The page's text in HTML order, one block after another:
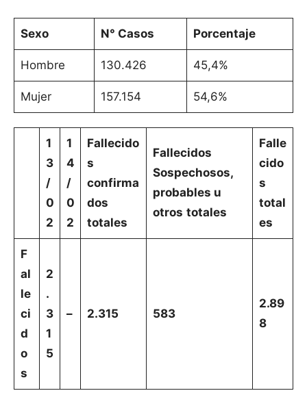
Sexo N° Casos Porcentaje
Hombre 130.426 45,4%
Mujer 157.154 54,6%
1
3
/
0
2
1
4
/
0
2
Fallecido
s
confirma
dos
totales
Fallecidos
Sospechosos,
probables u
otros totales
Falle
cido
s
total
es
F
al
le
ci
d
o
s
2
.
3
1
5
– 2.315 583
2.89
8